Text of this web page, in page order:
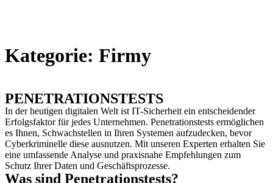
Kategorie: Firmy
PENETRATIONSTESTS
In der heutigen digitalen Welt ist IT-Sicherheit ein entscheidender
Erfolgsfaktor für jedes Unternehmen. Penetrationstests ermöglichen
es Ihnen, Schwachstellen in Ihren Systemen aufzudecken, bevor
Cyberkriminelle diese ausnutzen. Mit unseren Experten erhalten Sie
eine umfassende Analyse und praxisnahe Empfehlungen zum
Schutz Ihrer Daten und Geschäftsprozesse.
Was sind Penetrationstests?